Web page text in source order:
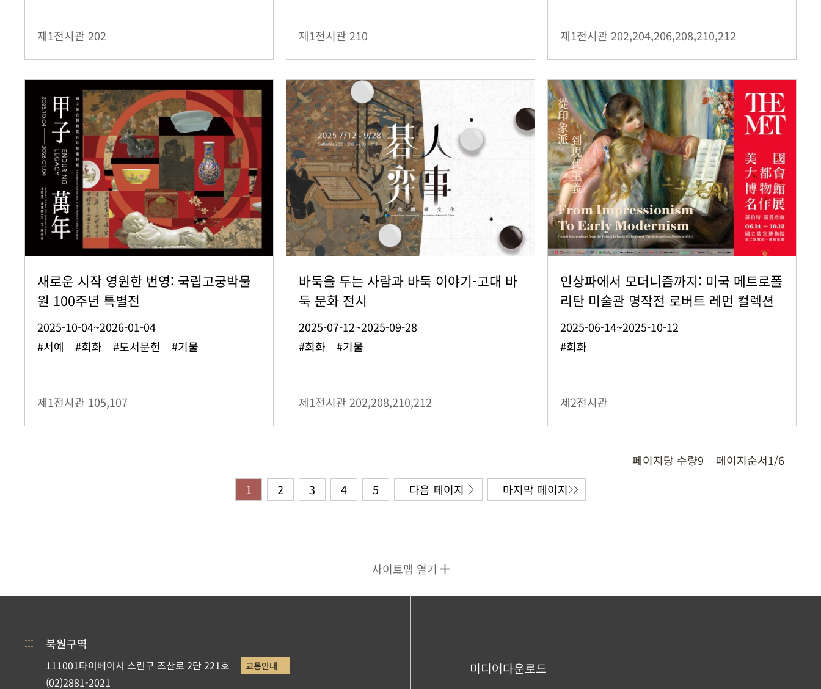
제1전시관 202 제1전시관 210 제1전시관 202,204,206,208,210,212
새로운 시작 영원한 번영: 국립고궁박물
원 100주년 특별전
2025-10-04~2026-01-04
#서예 #회화 #도서문헌 #기물
제1전시관 105,107
바둑을 두는 사람과 바둑 이야기-고대 바
둑 문화 전시
2025-07-12~2025-09-28
#회화 #기물
제1전시관 202,208,210,212
인상파에서 모더니즘까지: 미국 메트로폴
리탄 미술관 명작전 로버트 레먼 컬렉션
2025-06-14~2025-10-12
#회화
제2전시관
페이지당 수량9 페이지순서1/6
1
2 3 4 5 다음 페이지 마지막 페이지
사이트맵 열기
::: 북원구역
111001타이베이시 스린구 즈산로 2단 221호 교통안내
(02)2881-2021
미디어다운로드